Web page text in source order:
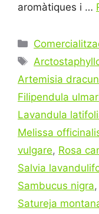
aromàtiques i …
Categories
Tags
Artemisia
Filipendula
Lavandula
Melissa
vulgare, Rosa
Salvia
Sambucus nigra,
Satureja